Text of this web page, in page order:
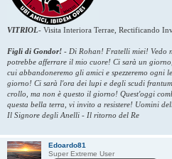
VITRIOL- Visita Interiora Terrae, Rectificando
Figli di Gondor! - Di Rohan! Fratelli miei! Vedo
potrebbe afferrare il mio cuore! Ci sarà un
cui abbandoneremo gli amici e spezzeremo ogni
giorno! Ci sarà l'ora dei lupi e degli scudi
crollo, ma non è questo il giorno! Quest'oggi
questa bella terra, vi invito a resistere! Uomini
Il Signore degli Anelli - Il ritorno del Re
Edoardo81
Super Extreme User